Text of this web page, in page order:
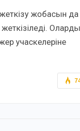
жобасын да
учаскелеріне